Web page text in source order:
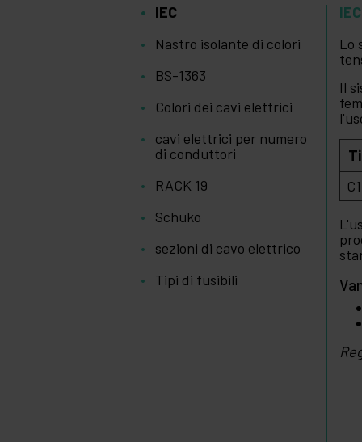
IEC
Nastro isolante di colori
BS-1363
Colori dei cavi elettrici
cavi elettrici per numero
di conduttori
RACK 19
Schuko
sezioni di cavo elettrico
Tipi di fusibili
IEC
Lo
Il